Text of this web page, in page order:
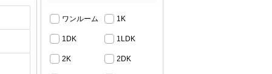
ワンルーム 1K
1DK 1LDK
2K 2DK